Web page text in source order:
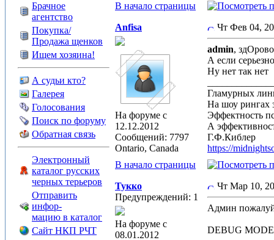
Брачное
агентство
Покупка/
Продажа щенков
Ищем хозяина!
А судьи кто?
Галерея
Голосования
Поиск по форуму
Обратная связь
Электронный
каталог русских
черных терьеров
Отправить
инфор-
мацию в каталог
Сайт НКП РЧТ
В начало страницы
Anfisa
На форуме с
12.12.2012
Сообщений: 7797
Ontario, Canada
Чт Фев 04,
admin,
А если
Ну нет так нет
Гламурных
На шоу рингах
Эффектность
А
Г.Ф.Киблер
https://
В начало страницы
Тукко
Предупреждений: 1
На форуме с
08.01.2012
Чт Мар 10,
Админ
DEBUG MODE